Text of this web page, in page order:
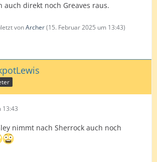
auch direkt noch Greaves raus.
vonArcher(15. Februar 2025 um 13:43)
13:43
nimmt nach Sherrock auch noch